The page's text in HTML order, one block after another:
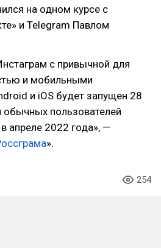
на одном курсе с
и Telegram Павлом
с привычной для
и мобильными
и iOS будет запущен 28
пользователей
апреле 2022 года», —
».
254